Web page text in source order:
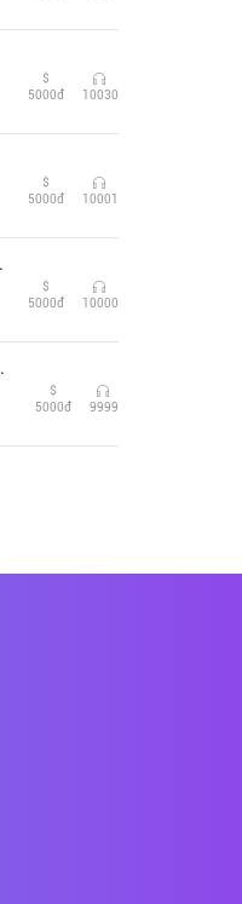
$
5000đ
10030
$
5000đ
10001
Ver. )
$
5000đ
10000
Ta)
$
5000đ
9999